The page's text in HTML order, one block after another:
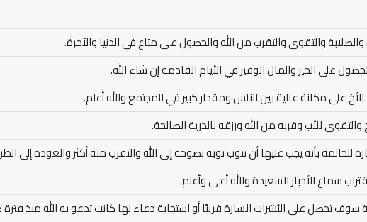
والتقوى والتقرب من الله والحصول على متاع في الدنيا والآخرة.
على الخير والمال الوفير في الأيام القادمة إن شاء الله.
على مكانة عالية بين الناس ومقدار كبير في المجتمع والله أعلم.
والتقوى للأب وقربه من الله ورزقه بالذرية الصالحة.
للحالمة بأنه يجب عليها أن تتوب توبة نصوحة إلى الله والتقرب منه أكثر والعودة إلى
سماع الأخبار السعيدة والله أعلى وأعلم.
سوف تحصل على البُشرات السارة قريبًا أو استجابة دعاء لها كانت تدعو به الله منذ فترة